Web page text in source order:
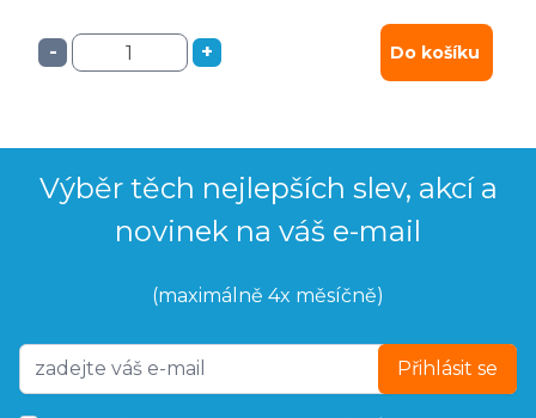
- + Do košíku
Výběr těch nejlepších slev, akcí a
novinek na váš e-mail
(maximálně 4x měsíčně)
Přihlásit se